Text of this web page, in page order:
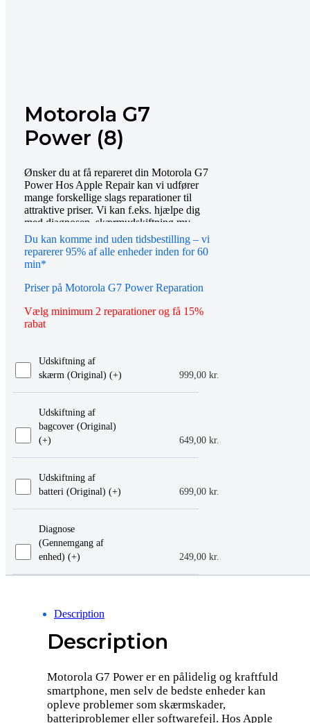
Motorola G7
Power (8)
Ønsker du at få repareret din Motorola G7
Power Hos Apple Repair kan vi udfører
mange forskellige slags reparationer til
attraktive priser. Vi kan f.eks. hjælpe dig
med diagnosen, skærmudskiftning mv.
Bestil tid online eller mød op i vores butik,
så hjælper vi dig gerne videre. Du er også
altid velkommen til at kontakte os på
Du kan komme ind uden tidsbestilling – vi
reparerer 95% af alle enheder inden for 60
min*
Priser på Motorola G7 Power Reparation
Vælg minimum 2 reparationer og få 15%
rabat
Udskiftning af
skærm (Original) (+
999,00 kr.
)
Udskiftning af
bagcover (Original)
(+
649,00 kr.
)
Udskiftning af
batteri (Original) (+
699,00 kr.
)
Diagnose
(Gennemgang af
enhed) (+
249,00 kr.
)
Description
Description
Motorola G7 Power er en pålidelig og kraftfuld
smartphone, men selv de bedste enheder kan
opleve problemer som skærmskader,
batteriproblemer eller softwarefejl. Hos Apple